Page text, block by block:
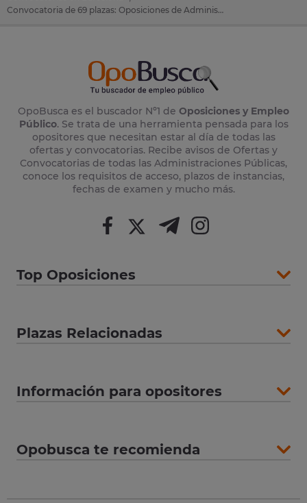
Convocatoria de 69 plazas: Oposiciones de Administratius de Catalunya en Barcelona (Barcelona)
OpoBusca es el buscador Nº1 de Oposiciones y Empleo
Público. Se trata de una herramienta pensada para los
opositores que necesitan estar al día de todas las
ofertas y convocatorias. Recibe avisos de Ofertas y
Convocatorias de todas las Administraciones Públicas,
conoce los requisitos de acceso, plazos de instancias,
fechas de examen y mucho más.
Top Oposiciones
Plazas Relacionadas
Información para opositores
Opobusca te recomienda